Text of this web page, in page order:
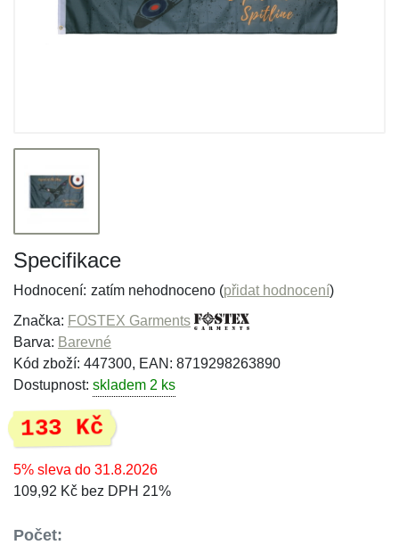
Specifikace
Hodnocení: zatím nehodnoceno (přidat hodnocení)
Značka: FOSTEX Garments
Barva: Barevné
Kód zboží: 447300, EAN: 8719298263890
Dostupnost: skladem 2 ks
133 Kč
5% sleva do 31.8.2026
109,92 Kč bez DPH 21%
Počet: